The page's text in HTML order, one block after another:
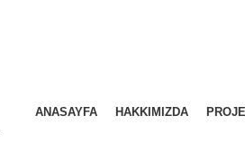
ANASAYFA HAKKIMIZDA